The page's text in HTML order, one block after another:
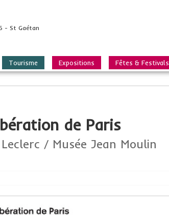
- St Gaétan
Tourisme Expositions Fêtes & Festivals
de Paris
/ Musée Jean Moulin